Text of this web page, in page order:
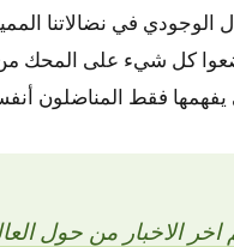
الوجودي في نضالاتنا
كل شيء على المحك
يفهمها فقط المناضلون
اخر الاخبار من حول